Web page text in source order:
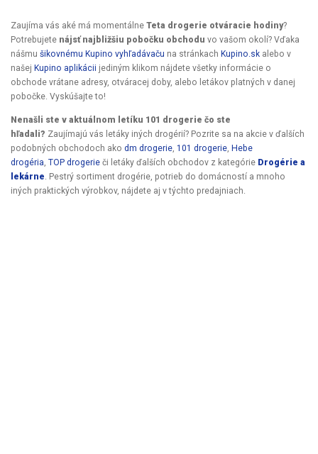
Zaujíma vás aké má momentálne Teta drogerie otváracie hodiny?
Potrebujete nájsť najbližšiu pobočku obchodu vo vašom okolí? Vďaka
nášmu šikovnému Kupino vyhľadávaču na stránkach Kupino.sk alebo v
našej Kupino aplikácii jediným klikom nájdete všetky informácie o
obchode vrátane adresy, otváracej doby, alebo letákov platných v danej
pobočke. Vyskúšajte to!
Nenašli ste v aktuálnom letíku 101 drogerie čo ste
hľadali? Zaujímajú vás letáky iných drogérií? Pozrite sa na akcie v ďalších
podobných obchodoch ako dm drogerie 101 drogerie Hebe
drogéria TOP drogerie či letáky ďalších obchodov z kategórie Drogérie a
lekárne . Pestrý sortiment drogérie, potrieb do domácností a mnoho
iných praktických výrobkov, nájdete aj v týchto predajniach.